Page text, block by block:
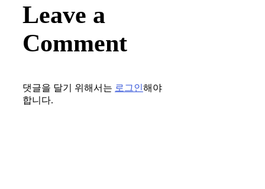
Leave a
Comment
댓글을 달기 위해서는 로그인해야
합니다.